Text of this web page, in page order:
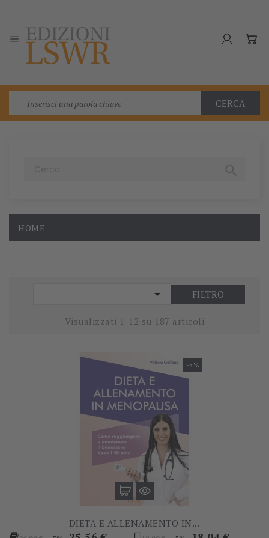

CERCA
HOME
 FILTRO
Visualizzati 1-12 su 187 articoli
-5%
DIETA E ALLENAMENTO IN...